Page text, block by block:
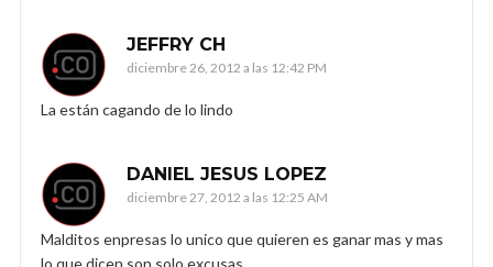
JEFFRY CH
diciembre 26, 2012 a las 12:42 PM
La están cagando de lo lindo
DANIEL JESUS LOPEZ
diciembre 27, 2012 a las 12:25 AM
Malditos enpresas lo unico que quieren es ganar mas y mas
lo que dicen son solo excusas